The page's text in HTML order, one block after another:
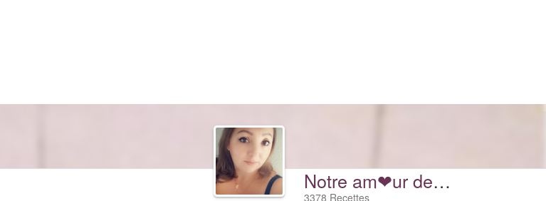
Notre am❤ur de cuisine
3378 Recettes